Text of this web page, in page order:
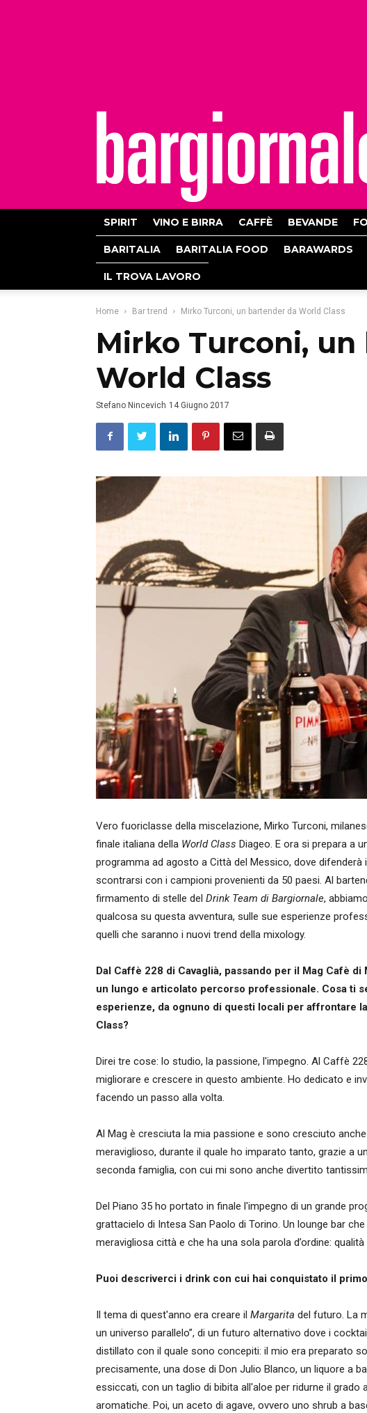
SPIRIT VINO E BIRRA CAFFÈ BEVANDE
BARITALIA BARITALIA FOOD BARAWARDS
IL TROVA LAVORO
Home Bar trend Mirko Turconi, un bartender da World Class
Mirko Turconi,
World Class
Stefano Nincevich 14 Giugno 2017
Vero fuoriclasse della miscelazione, Mirko Turconi,
finale italiana della World Class Diageo. E ora si prepara a
programma ad agosto a Città del Messico, dove difenderà
scontrarsi con i campioni provenienti da 50 paesi. Al
firmamento di stelle del Drink Team di Bargiornale,
qualcosa su questa avventura, sulle sue esperienze
quelli che saranno i nuovi trend della mixology.
Dal Caffè 228 di Cavaglià, passando per il Mag Cafè
un lungo e articolato percorso professionale. Cosa ti
esperienze, da ognuno di questi locali per affrontare
Class?
Direi tre cose: lo studio, la passione, l'impegno. Al Caffè
migliorare e crescere in questo ambiente. Ho dedicato e
facendo un passo alla volta.
Al Mag è cresciuta la mia passione e sono cresciuto
meraviglioso, durante il quale ho imparato tanto, grazie a
seconda famiglia, con cui mi sono anche divertito
Del Piano 35 ho portato in finale l'impegno di un grande
grattacielo di Intesa San Paolo di Torino. Un lounge bar
meravigliosa città e che ha una sola parola d’ordine:
Puoi descriverci i drink con cui hai conquistato il
Il tema di quest'anno era creare il Margarita del futuro. La
un universo parallelo”, di un futuro alternativo dove i
distillato con il quale sono concepiti: il mio era preparato
precisamente, una dose di Don Julio Blanco, un liquore a
essiccati, con un taglio di bibita all'aloe per ridurne il grado
aromatiche. Poi, un aceto di agave, ovvero uno shrub a